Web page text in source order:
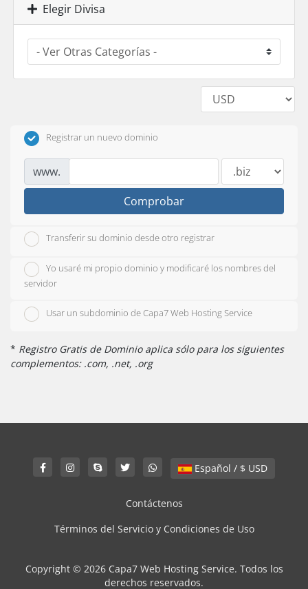
Elegir Divisa
Registrar un nuevo dominio
www.
Comprobar
Transferir su dominio desde otro registrar
Yo usaré mi propio dominio y modificaré los nombres del
servidor
Usar un subdominio de Capa7 Web Hosting Service
* Registro Gratis de Dominio aplica sólo para los siguientes
complementos: .com, .net, .org
Español / $ USD
Contáctenos
Términos del Servicio y Condiciones de Uso
Copyright © 2026 Capa7 Web Hosting Service. Todos los
derechos reservados.